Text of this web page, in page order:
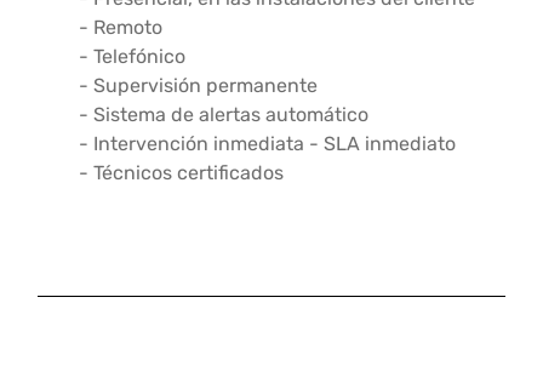
- Remoto
- Telefónico
- Supervisión permanente
- Sistema de alertas automático
- Intervención inmediata - SLA inmediato
- Técnicos certificados